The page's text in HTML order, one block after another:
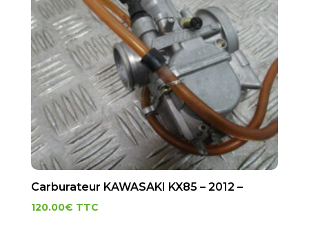
Carburateur KAWASAKI KX85 – 2012 –
120.00€ TTC